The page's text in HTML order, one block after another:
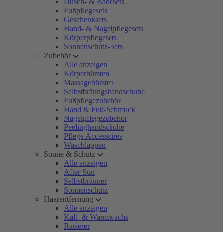
Dusch- & Badesets
Fußpflegesets
Geschenksets
Hand- & Nagelpflegesets
Körperpflegesets
Sonnenschutz-Sets
Zubehör
Alle anzeigen
Körperbürsten
Massagebürsten
Selbstbräungshandschuhe
Fußpflegezubehör
Hand & Fuß-Schmuck
Nagelpflegezubehör
Peelinghandschuhe
Pflege Accessoires
Waschlappen
Sonne & Schutz
Alle anzeigen
After Sun
Selbstbräuner
Sonnenschutz
Haarentfernung
Alle anzeigen
Kalt- & Warmwachs
Rasierer